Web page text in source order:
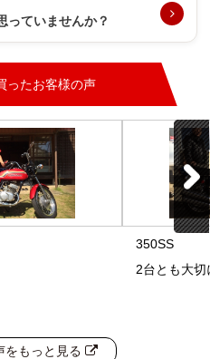
っていませんか？
ったお客様の声
350SS
2台とも大
をもっと見る